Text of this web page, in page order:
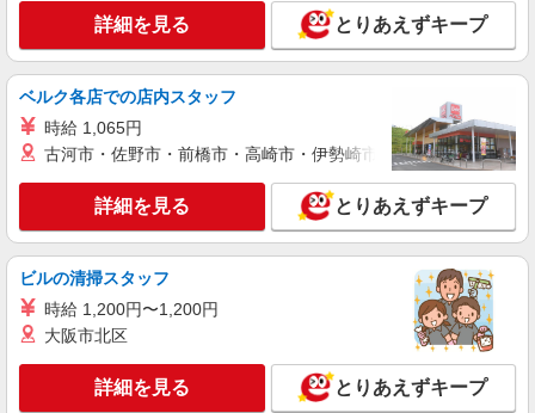
詳細を見る とりあえずキープ
ベルク各店での店内スタッフ
時給 1,065円
古河市・佐野市・前橋市・高崎市・伊勢崎市・太田市・館林市
詳細を見る とりあえずキープ
ビルの清掃スタッフ
時給 1,200円〜1,200円
大阪市北区
詳細を見る とりあえずキープ